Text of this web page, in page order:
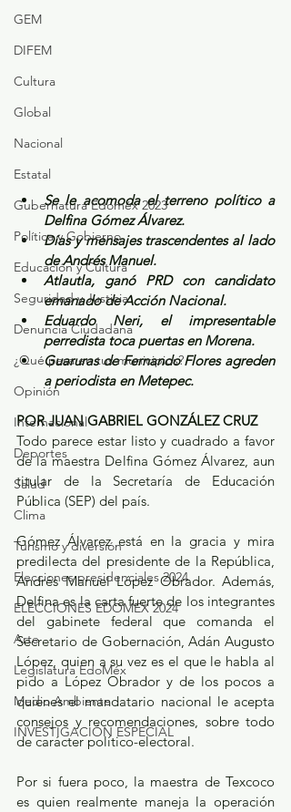
GEM
DIFEM
Cultura
Global
Nacional
Estatal
Gubernatura Edoméx 2023
Política y Gobierno
Educación y Cultura
Seguridad y Justicia
Denuncia Ciudadana
¿Qué pasa en tus municipios?
Opinión
Internacional
Deportes
Salud
Clima
Turismo y diversión
Elecciones presidenciales 2024
ELECCIONES EDOMEX 2024
Arte
Legislatura EdoMéx
Medio Ambiente
INVESTIGACIÓN ESPECIAL
Se le acomoda el terreno político a
Delfina Gómez Álvarez.
Días y mensajes trascendentes al lado
de Andrés Manuel.
Atlautla, ganó PRD con candidato
emanado de Acción Nacional.
Eduardo Neri, el impresentable
perredista toca puertas en Morena.
Guaruras de Fernando Flores agreden
a periodista en Metepec.
POR JUAN GABRIEL GONZÁLEZ CRUZ
Todo parece estar listo y cuadrado a favor
de la maestra Delfina Gómez Álvarez, aun
titular de la Secretaría de Educación
Pública (SEP) del país.
Gómez Álvarez está en la gracia y mira
predilecta del presidente de la República,
Andrés Manuel López Obrador. Además,
Delfina es la carta fuerte de los integrantes
del gabinete federal que comanda el
Secretario de Gobernación, Adán Augusto
López, quien a su vez es el que le habla al
pido a López Obrador y de los pocos a
quienes el mandatario nacional le acepta
consejos y recomendaciones, sobre todo
de carácter político-electoral.
Por si fuera poco, la maestra de Texcoco
es quien realmente maneja la operación